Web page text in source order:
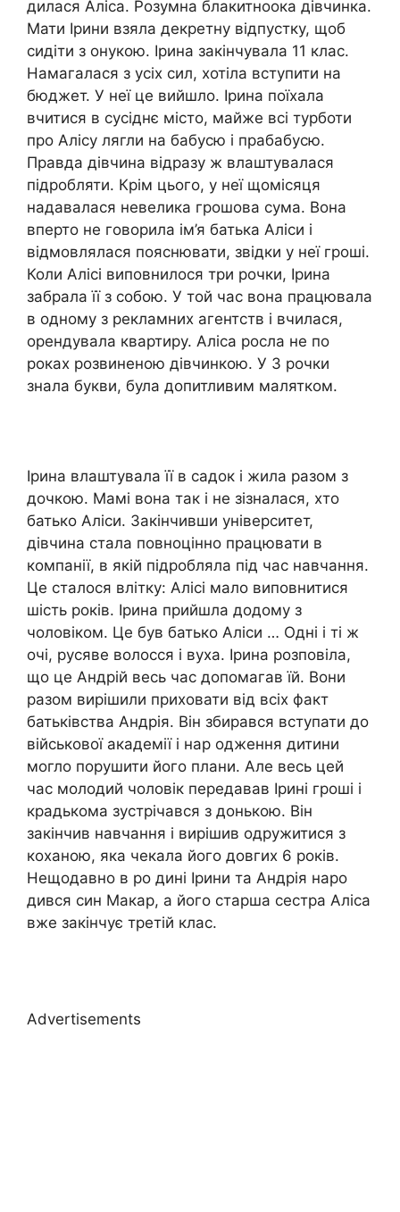
дилася Аліса. Розумна блакитноока дівчинка.
Мати Ірини взяла декретну відпустку, щоб
сидіти з онукою. Ірина закінчувала 11 клас.
Намагалася з усіх сил, хотіла вступити на
бюджет. У неї це вийшло. Ірина поїхала
вчитися в сусіднє місто, майже всі турботи
про Алісу лягли на бабусю і прабабусю.
Правда дівчина відразу ж влаштувалася
підробляти. Крім цього, у неї щомісяця
надавалася невелика грошова сума. Вона
вперто не говорила ім’я батька Аліси і
відмовлялася пояснювати, звідки у неї гроші.
Коли Алісі виповнилося три рочки, Ірина
забрала її з собою. У той час вона працювала
в одному з рекламних агентств і вчилася,
орендувала квартиру. Аліса росла не по
роках розвиненою дівчинкою. У 3 рочки
знала букви, була допитливим малятком.
Ірина влаштувала її в садок і жила разом з
дочкою. Мамі вона так і не зізналася, хто
батько Аліси. Закінчивши університет,
дівчина стала повноцінно працювати в
компанії, в якій підробляла під час навчання.
Це сталося влітку: Алісі мало виповнитися
шість років. Ірина прийшла додому з
чоловіком. Це був батько Аліси … Одні і ті ж
очі, русяве волосся і вуха. Ірина розповіла,
що це Андрій весь час допомагав їй. Вони
разом вирішили приховати від всіх факт
батьківства Андрія. Він збирався вступати до
військової академії і нар одження дитини
могло порушити його плани. Але весь цей
час молодий чоловік передавав Ірині гроші і
крадькома зустрічався з донькою. Він
закінчив навчання і вирішив одружитися з
коханою, яка чекала його довгих 6 років.
Нещодавно в ро дині Ірини та Андрія наро
дився син Макар, а його старша сестра Аліса
вже закінчує третій клас.
Advertisements